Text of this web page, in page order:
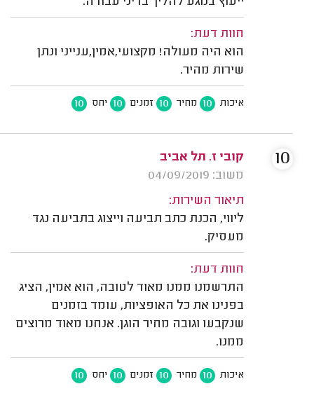
חוות דעת:
הוא היה מעולה! מקצועי,אמין,ענייני ונתן
שירות מהיר.
איכות 10 מחיר 10 זמנים 10 יחס 10
קובי ז. תל אביב
משוב: 04/09/2019
תיאור השירות:
ליווי, הכנת כתב תביעה וייצוג בתביעה נגד
מעסיק.
חוות דעת:
התרשמנו ממנו מאוד לטובה, הוא אמין, הציג
בפנינו את כל האופציות, עומד בזמנים
שנקבעו וגובה מחיר הוגן. אנחנו מאוד מרוצים
ממנו.
איכות 10 מחיר 10 זמנים 10 יחס 10
10